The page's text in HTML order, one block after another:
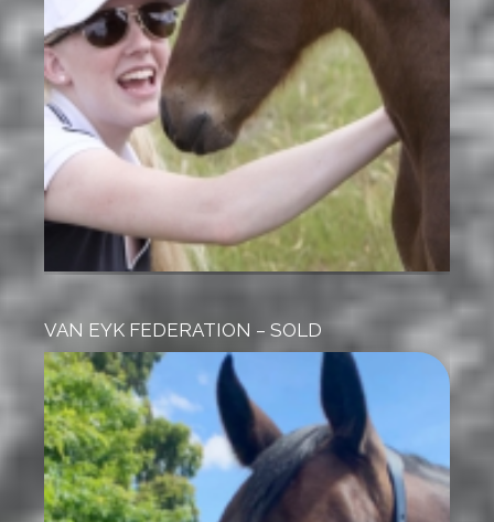
VAN EYK FEDERATION – SOLD